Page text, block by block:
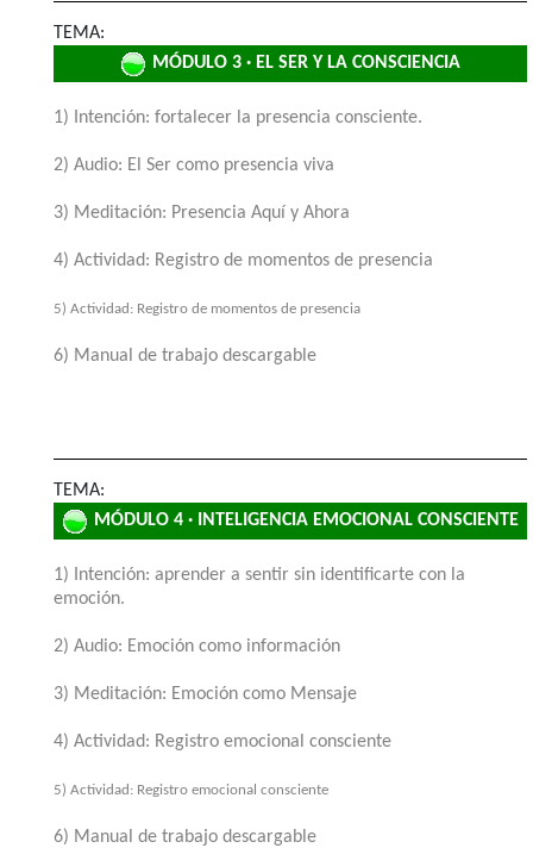
TEMA:
MÓDULO 3 · EL SER Y LA CONSCIENCIA
1) Intención: fortalecer la presencia consciente.
2) Audio: El Ser como presencia viva
3) Meditación: Presencia Aquí y Ahora
4) Actividad: Registro de momentos de presencia
5) Actividad: Registro de momentos de presencia
6) Manual de trabajo descargable
TEMA:
MÓDULO 4 · INTELIGENCIA EMOCIONAL CONSCIENTE
1) Intención: aprender a sentir sin identificarte con la
emoción.
2) Audio: Emoción como información
3) Meditación: Emoción como Mensaje
4) Actividad: Registro emocional consciente
5) Actividad: Registro emocional consciente
6) Manual de trabajo descargable